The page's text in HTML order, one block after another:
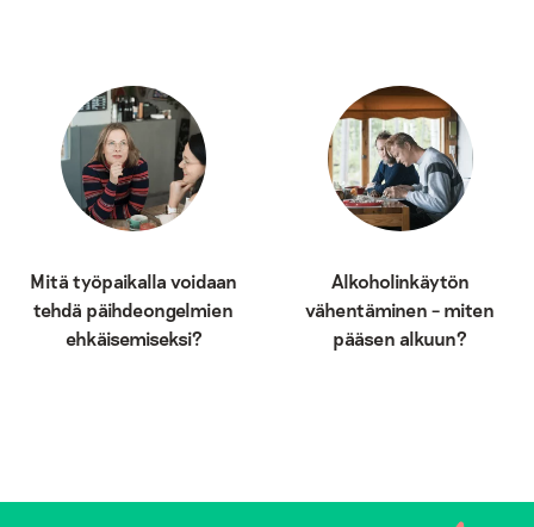
Mitä työpaikalla voidaan
tehdä päihdeongelmien
ehkäisemiseksi?
Alkoholinkäytön
vähentäminen – miten
pääsen alkuun?